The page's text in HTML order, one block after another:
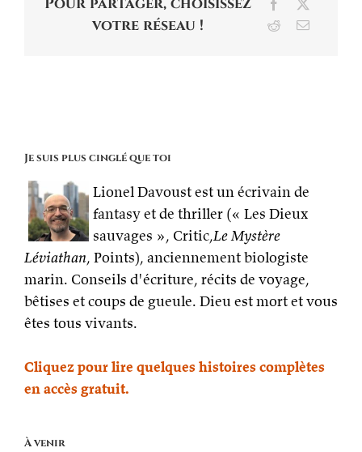
votre réseau !
Facebook
RedditEmail
Je suis plus cinglé que toi
Lionel Davoust est un écrivain de
fantasy et de thriller (« Les Dieux
sauvages », Critic,Le Mystère
Léviathan, Points), anciennement biologiste
marin. Conseils d'écriture, récits de voyage,
bêtises et coups de gueule. Dieu est mort et vous
êtes tous vivants.
Cliquez pour lire quelques histoires complètes
en accès gratuit.
À venir